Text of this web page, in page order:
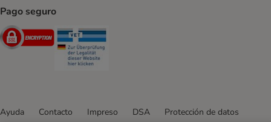
Pago seguro
Security
Ayuda Contacto Impreso DSA
Protección de datos